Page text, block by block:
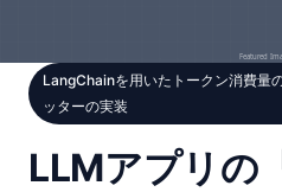
LangChainを用いたトークン消費量
ッターの実装
LLMアプリの